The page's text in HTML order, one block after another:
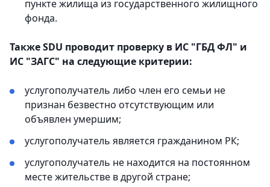
пункте жилища из государственного жилищного
фонда.
Также SDU проводит проверку в ИС "ГБД ФЛ" и
ИС "ЗАГС" на следующие критерии:
услугополучатель либо член его семьи не
признан безвестно отсутствующим или
объявлен умершим;
услугополучатель является гражданином РК;
услугополучатель не находится на постоянном
месте жительстве в другой стране;